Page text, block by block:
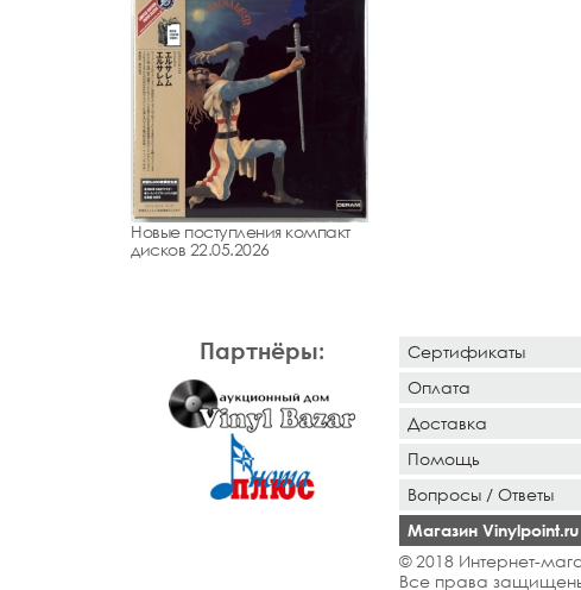
Новые поступления компакт
дисков 22.05.2026
Партнёры:
Сертификаты
Оплата
Доставка
Помощь
Вопросы / Ответы
Магазин Vinylpoint.ru
© 2018 Интернет-
Все права